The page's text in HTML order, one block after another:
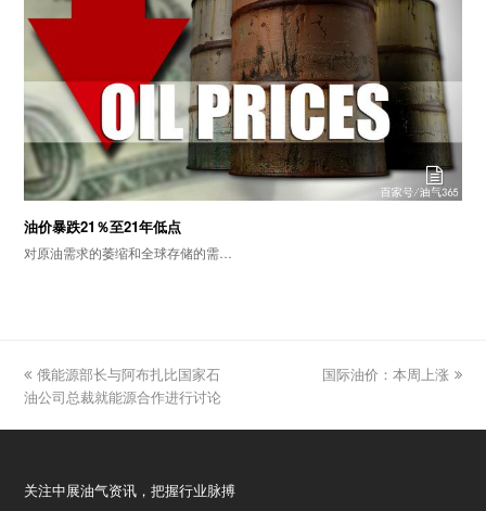
油价暴跌21％至21年低点
对原油需求的萎缩和全球存储的需…
previous
post:
俄能源部长与阿布扎比国家石
油公司总裁就能源合作进行讨论
next
国际油价：本周上涨
关注中展油气资讯，把握行业脉搏